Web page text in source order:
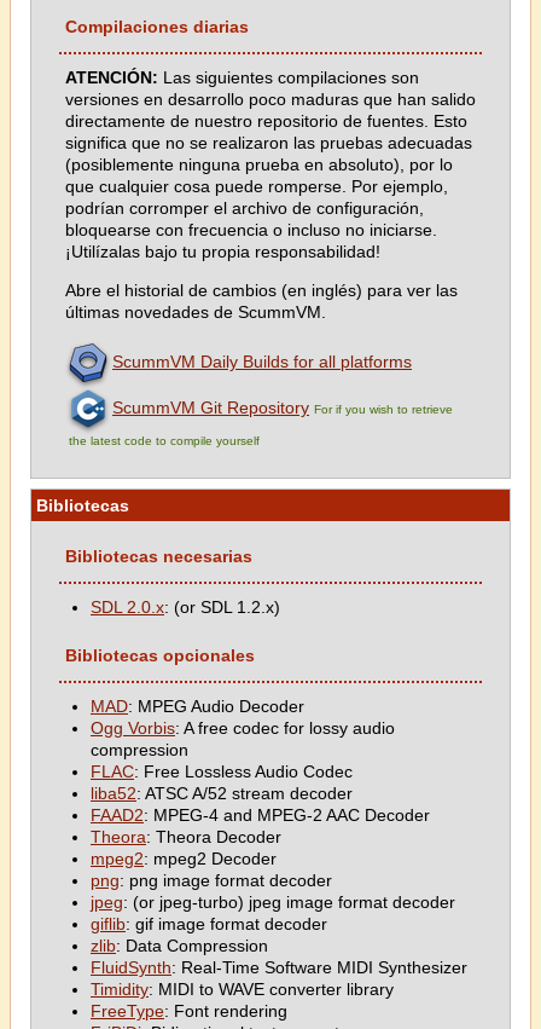
Compilaciones diarias
ATENCIÓN: Las siguientes compilaciones son
versiones en desarrollo poco maduras que han salido
directamente de nuestro repositorio de fuentes. Esto
significa que no se realizaron las pruebas adecuadas
(posiblemente ninguna prueba en absoluto), por lo
que cualquier cosa puede romperse. Por ejemplo,
podrían corromper el archivo de configuración,
bloquearse con frecuencia o incluso no iniciarse.
¡Utilízalas bajo tu propia responsabilidad!
Abre el historial de cambios (en inglés) para ver las
últimas novedades de ScummVM.
ScummVM Daily Builds for all platforms
ScummVM Git Repository For if you wish to retrieve
the latest code to compile yourself
Bibliotecas
Bibliotecas necesarias
SDL 2.0.x: (or SDL 1.2.x)
Bibliotecas opcionales
MAD: MPEG Audio Decoder
Ogg Vorbis: A free codec for lossy audio
compression
FLAC: Free Lossless Audio Codec
liba52: ATSC A/52 stream decoder
FAAD2: MPEG-4 and MPEG-2 AAC Decoder
Theora: Theora Decoder
mpeg2: mpeg2 Decoder
png: png image format decoder
jpeg: (or jpeg-turbo) jpeg image format decoder
giflib: gif image format decoder
zlib: Data Compression
FluidSynth: Real-Time Software MIDI Synthesizer
Timidity: MIDI to WAVE converter library
FreeType: Font rendering